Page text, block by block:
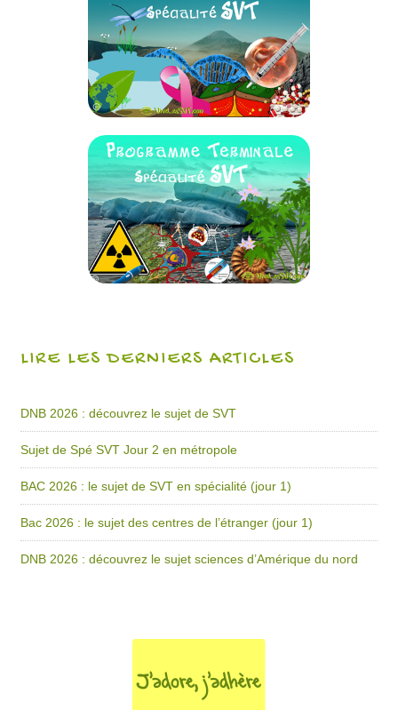
LIRE LES DERNIERS ARTICLES
DNB 2026 : découvrez le sujet de SVT
Sujet de Spé SVT Jour 2 en métropole
BAC 2026 : le sujet de SVT en spécialité (jour 1)
Bac 2026 : le sujet des centres de l’étranger (jour 1)
DNB 2026 : découvrez le sujet sciences d’Amérique du nord